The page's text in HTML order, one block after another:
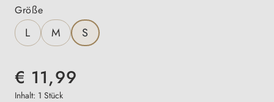
Größeauswählen
L M S
€ 11,99
Inhalt: 1 Stück